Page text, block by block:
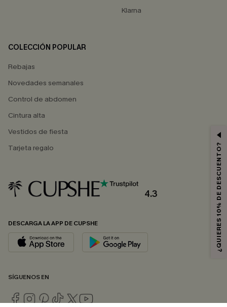
Klarna
COLECCIÓN POPULAR
Rebajas
Novedades semanales
Control de abdomen
Cintura alta
Vestidos de fiesta
Tarjeta regalo
4.3
DESCARGA LA APP DE CUPSHE
SÍGUENOS EN
¿QUIERES 10% DE DESCUENTO?